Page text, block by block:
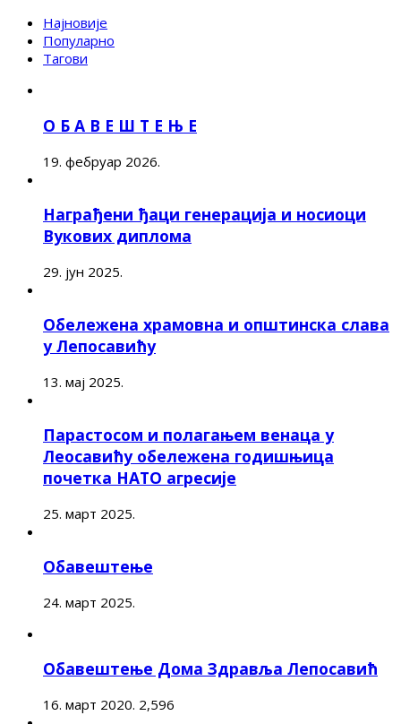
Најновије
Популарно
Тагови
О Б А В Е Ш Т Е Њ Е
19. фебруар 2026.
Награђени ђаци генерација и носиоци
Вукових диплома
29. јун 2025.
Обележена храмовна и општинска слава
у Лепосавићу
13. мај 2025.
Парастосом и полагањем венаца у
Леосавићу обележена годишњица
почетка НАТО агресије
25. март 2025.
Обавештење
24. март 2025.
Обавештење Дома Здравља Лепосавић
16. март 2020. 2,596